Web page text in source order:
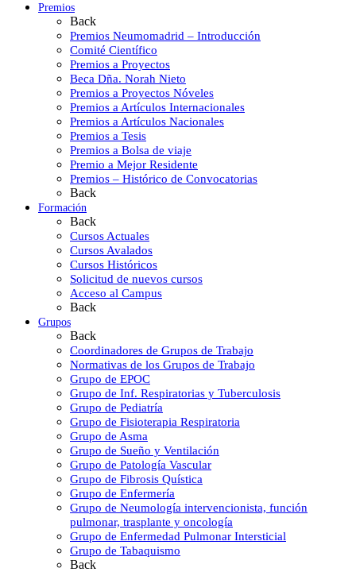
Premios
Back
Premios Neumomadrid – Introducción
Comité Científico
Premios a Proyectos
Beca Dña. Norah Nieto
Premios a Proyectos Nóveles
Premios a Artículos Internacionales
Premios a Artículos Nacionales
Premios a Tesis
Premios a Bolsa de viaje
Premio a Mejor Residente
Premios – Histórico de Convocatorias
Back
Formación
Back
Cursos Actuales
Cursos Avalados
Cursos Históricos
Solicitud de nuevos cursos
Acceso al Campus
Back
Grupos
Back
Coordinadores de Grupos de Trabajo
Normativas de los Grupos de Trabajo
Grupo de EPOC
Grupo de Inf. Respiratorias y Tuberculosis
Grupo de Pediatría
Grupo de Fisioterapia Respiratoria
Grupo de Asma
Grupo de Sueño y Ventilación
Grupo de Patología Vascular
Grupo de Fibrosis Quística
Grupo de Enfermería
Grupo de Neumología intervencionista, función
pulmonar, trasplante y oncología
Grupo de Enfermedad Pulmonar Intersticial
Grupo de Tabaquismo
Back